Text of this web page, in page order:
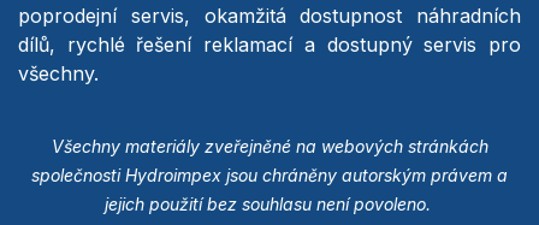
poprodejní servis, okamžitá dostupnost náhradních
dílů, rychlé řešení reklamací a dostupný servis pro
všechny.
Všechny materiály zveřejněné na webových stránkách
společnosti Hydroimpex jsou chráněny autorským právem a
jejich použití bez souhlasu není povoleno.